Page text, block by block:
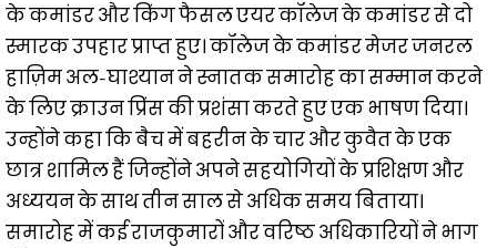
के कमांडर और किंग फैसल एयर कॉलेज के कमांडर से दो
स्मारक उपहार प्राप्त हुए। कॉलेज के कमांडर मेजर जनरल
हाज़िम अल-घाश्यान ने स्नातक समारोह का सम्मान करने
के लिए क्राउन प्रिंस की प्रशंसा करते हुए एक भाषण दिया।
उन्होंने कहा कि बैच में बहरीन के चार और कुवैत के एक
छात्र शामिल हैं जिन्होंने अपने सहयोगियों के प्रशिक्षण और
अध्ययन के साथ तीन साल से अधिक समय बिताया।
समारोह में कई राजकुमारों और वरिष्ठ अधिकारियों ने भाग